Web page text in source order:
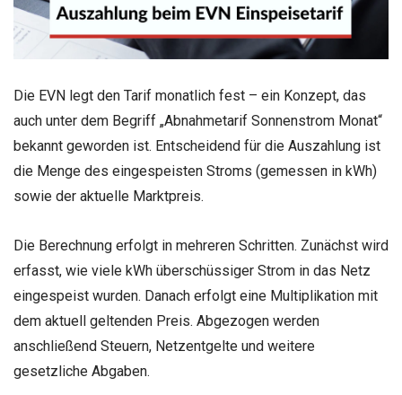
Die EVN legt den Tarif monatlich fest – ein Konzept, das
auch unter dem Begriff „Abnahmetarif Sonnenstrom Monat“
bekannt geworden ist. Entscheidend für die Auszahlung ist
die Menge des eingespeisten Stroms (gemessen in kWh)
sowie der aktuelle Marktpreis.
Die Berechnung erfolgt in mehreren Schritten. Zunächst wird
erfasst, wie viele kWh überschüssiger Strom in das Netz
eingespeist wurden. Danach erfolgt eine Multiplikation mit
dem aktuell geltenden Preis. Abgezogen werden
anschließend Steuern, Netzentgelte und weitere
gesetzliche Abgaben.